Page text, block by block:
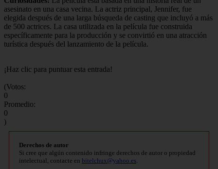
asesinato en una casa vecina. La actriz principal, Jennifer, fue
elegida después de una larga búsqueda de casting que incluyó a más
de 500 actrices. La casa utilizada en la película fue construida
específicamente para la producción y se convirtió en una atracción
turística después del lanzamiento de la película.
¡Haz clic para puntuar esta entrada!
(Votos:
0
Promedio:
0
)
Derechos de autor
Si cree que algún contenido infringe derechos de autor o propiedad
intelectual, contacte en bitelchux@yahoo.es